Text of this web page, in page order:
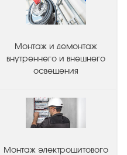
Монтаж и демонтаж
внутреннего и внешнего
освещения
Монтаж электрощитового